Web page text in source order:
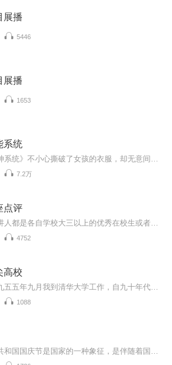
展播
5446
展播
1653
系统
7.2万
点评
4752
高校
1088